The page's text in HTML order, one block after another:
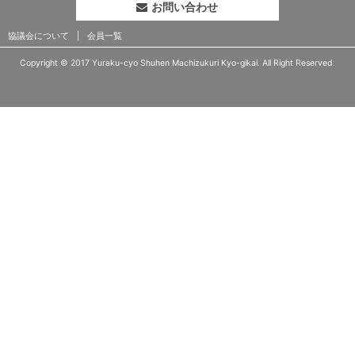
お問い合わせ
協議会について 会員一覧
Copyright © 2017 Yuraku-cyo Shuhen Machizukuri Kyo-gikai. All Right Reserved.